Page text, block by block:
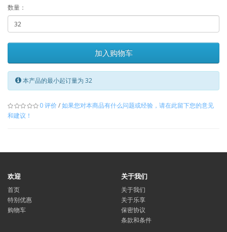
数量：
加入购物车
本产品的最小起订量为 32
0 评价/如果您对本商品有什么问题或经验，请在此留下您的意见
和建议！
欢迎
首页
特别优惠
购物车
关于我们
关于我们
关于乐享
保密协议
条款和条件